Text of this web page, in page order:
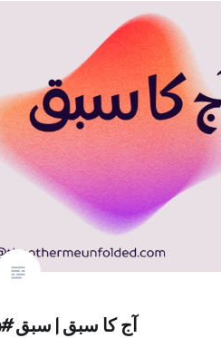
آج کا سبق | سبق #۵ | اچھا اور برا